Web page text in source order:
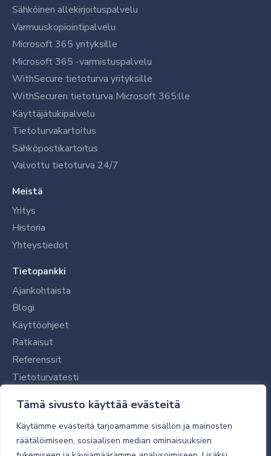
Tämä sivusto käyttää evästeitä
Käytämme evästeitä tarjoamamme sisällön ja mainosten
räätälöimiseen, sosiaalisen median ominaisuuksien
Sähköinen allekirjoituspalvelu
Varmuuskopiointipalvelu
Microsoft 365 yrityksille
Microsoft 365 -varmistuspalvelu
WithSecure tietoturva yrityksille
WithSecuren tietoturva Microsoft 365:lle
Käyttäjätukipalvelu
Tietoturvakartoitus
Sähköpostikartoitus
Valvottu tietoturva 24/7
Meistä
Yritys
Historia
Yhteystiedot
Tietopankki
Ajankohtaista
Blogi
Käyttöohjeet
Ratkaisut
Referenssit
Tietoturvatesti
Tilaajalle
Toimitustavat ja -kulut
Verkkokaupan yleiset ehdot